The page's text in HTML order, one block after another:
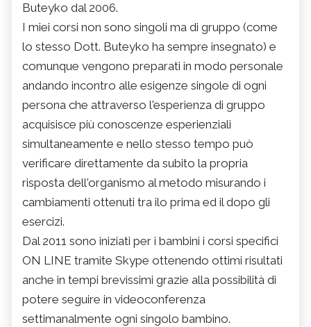
Buteyko dal 2006.
I miei corsi non sono singoli ma di gruppo (come
lo stesso Dott. Buteyko ha sempre insegnato) e
comunque vengono preparati in modo personale
andando incontro alle esigenze singole di ogni
persona che attraverso l'esperienza di gruppo
acquisisce più conoscenze esperienziali
simultaneamente e nello stesso tempo può
verificare direttamente da subito la propria
risposta dell'organismo al metodo misurando i
cambiamenti ottenuti tra ilo prima ed il dopo gli
esercizi.
Dal 2011 sono iniziati per i bambini i corsi specifici
ON LINE tramite Skype ottenendo ottimi risultati
anche in tempi brevissimi grazie alla possibilità di
potere seguire in videoconferenza
settimanalmente ogni singolo bambino.